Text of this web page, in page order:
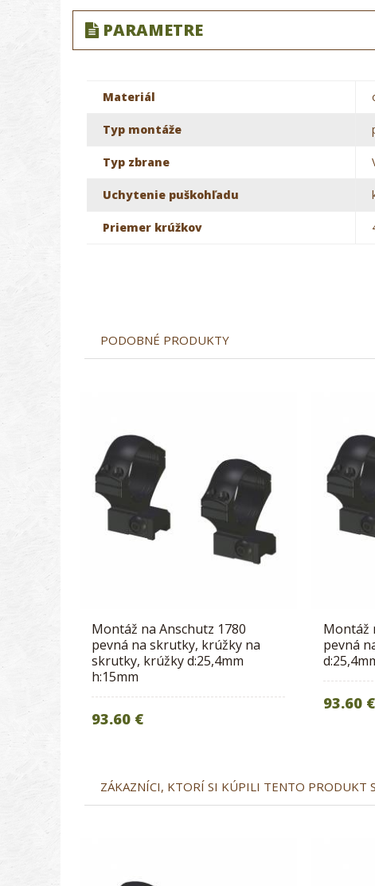
PARAMETRE
Materiál
Typ montáže
Typ zbrane
Uchytenie puškohľadu
Priemer krúžkov
PODOBNÉ PRODUKTY
Montáž na Anschutz 1780
pevná na skrutky, krúžky na
skrutky, krúžky d:25,4mm
h:15mm
93.60 €
Montáž
pevná
93.60 €
ZÁKAZNÍCI, KTORÍ SI KÚPILI TENTO PRODUKT